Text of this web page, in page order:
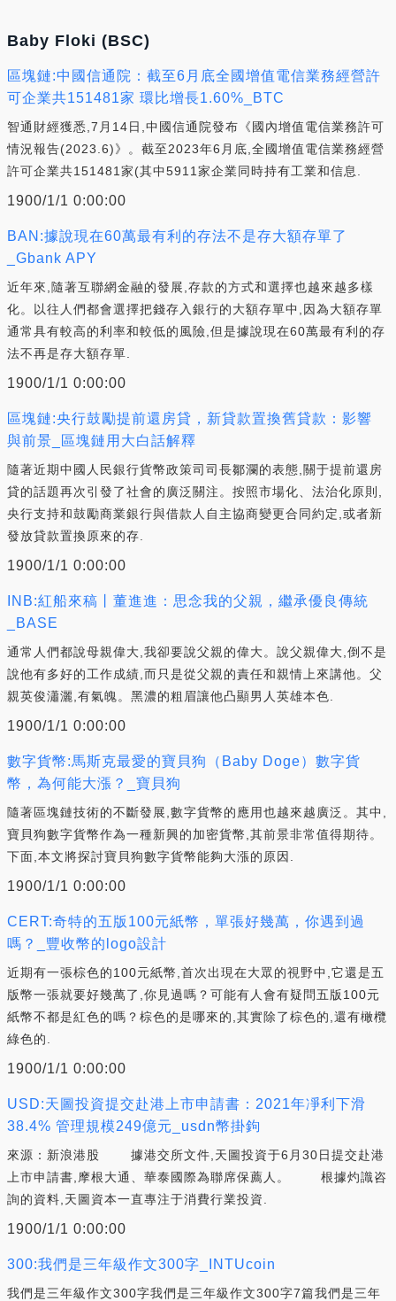
Baby Floki (BSC)
區塊鏈:中國信通院：截至6月底全國增值電信業務經營許
可企業共151481家 環比增長1.60%_BTC
智通財經獲悉,7月14日,中國信通院發布《國內增值電信業務許可
情況報告(2023.6)》。截至2023年6月底,全國增值電信業務經營
許可企業共151481家(其中5911家企業同時持有工業和信息.
1900/1/1 0:00:00
BAN:據說現在60萬最有利的存法不是存大額存單了
_Gbank APY
近年來,隨著互聯網金融的發展,存款的方式和選擇也越來越多樣
化。以往人們都會選擇把錢存入銀行的大額存單中,因為大額存單
通常具有較高的利率和較低的風險,但是據說現在60萬最有利的存
法不再是存大額存單.
1900/1/1 0:00:00
區塊鏈:央行鼓勵提前還房貸，新貸款置換舊貸款：影響
與前景_區塊鏈用大白話解釋
隨著近期中國人民銀行貨幣政策司司長鄒瀾的表態,關于提前還房
貸的話題再次引發了社會的廣泛關注。按照市場化、法治化原則,
央行支持和鼓勵商業銀行與借款人自主協商變更合同約定,或者新
發放貸款置換原來的存.
1900/1/1 0:00:00
INB:紅船來稿丨董進進：思念我的父親，繼承優良傳統
_BASE
通常人們都說母親偉大,我卻要說父親的偉大。說父親偉大,倒不是
說他有多好的工作成績,而只是從父親的責任和親情上來講他。父
親英俊瀟灑,有氣魄。黑濃的粗眉讓他凸顯男人英雄本色.
1900/1/1 0:00:00
數字貨幣:馬斯克最愛的寶貝狗（Baby Doge）數字貨
幣，為何能大漲？_寶貝狗
隨著區塊鏈技術的不斷發展,數字貨幣的應用也越來越廣泛。其中,
寶貝狗數字貨幣作為一種新興的加密貨幣,其前景非常值得期待。
下面,本文將探討寶貝狗數字貨幣能夠大漲的原因.
1900/1/1 0:00:00
CERT:奇特的五版100元紙幣，單張好幾萬，你遇到過
嗎？_豐收幣的logo設計
近期有一張棕色的100元紙幣,首次出現在大眾的視野中,它還是五
版幣一張就要好幾萬了,你見過嗎？可能有人會有疑問五版100元
紙幣不都是紅色的嗎？棕色的是哪來的,其實除了棕色的,還有橄欖
綠色的.
1900/1/1 0:00:00
USD:天圖投資提交赴港上市申請書：2021年凈利下滑
38.4% 管理規模249億元_usdn幣掛鉤
來源：新浪港股 據港交所文件,天圖投資于6月30日提交赴港
上市申請書,摩根大通、華泰國際為聯席保薦人。 根據灼識咨
詢的資料,天圖資本一直專注于消費行業投資.
1900/1/1 0:00:00
300:我們是三年級作文300字_INTUcoin
我們是三年級作文300字我們是三年級作文300字7篇我們是三年